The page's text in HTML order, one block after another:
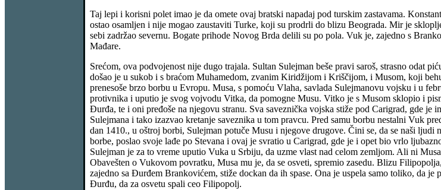
Taj lepi i korisni polet imao je da omete ovaj bratski napadaj pod turskim zastavama.
ostao osamljen i nije mogao zaustaviti Turke, koji su prodrli do blizu Beograda. Mir je
sebi zadržao severnu. Bogate prihode Novog Brda delili su po pola. Vuk je, zajedno s
Mađare.
Srećom, ova podvojenost nije dugo trajala. Sultan Sulejman beše pravi saroš, strasno
došao je u sukob i s braćom Muhamedom, zvanim Kiridžijom i Kriščijom, i Musom, koji
prenesoše brzo borbu u Evropu. Musa, s pomoću Vlaha, savlada Sulejmanovu vojsku i u
protivnika i uputio je svog vojvodu Vitka, da pomogne Musu. Vitko je s Musom sklopio i
Đurđa, te i oni pređoše na njegovu stranu. Sva saveznička vojska stiže pod Carigrad, gde
Sulejmana i tako izazvao kretanje saveznika u tom pravcu. Pred samu borbu nestalni Vuk
dan 1410., u oštroj borbi, Sulejman potuče Musu i njegove drugove. Čini se, da se naši
borbe, poslao svoje lađe po Stevana i ovaj je svratio u Carigrad, gde je i opet bio vrlo
Sulejman je za to vreme uputio Vuka u Srbiju, da uzme vlast nad celom zemljom. Ali ni
Obavešten o Vukovom povratku, Musa mu je, da se osveti, spremio zasedu. Blizu
zajedno sa Đurđem Brankovićem, stiže dockan da ih spase. Ona je uspela samo toliko, da
Đurđu, da za osvetu spali ceo Filipopolj.